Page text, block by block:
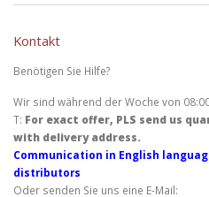
Kontakt
Benötigen Sie Hilfe?
Wir sind während der Woche von
T: For exact offer, PLS send us
with delivery address.
Communication in English
distributors
Oder senden Sie uns eine E-Mail: